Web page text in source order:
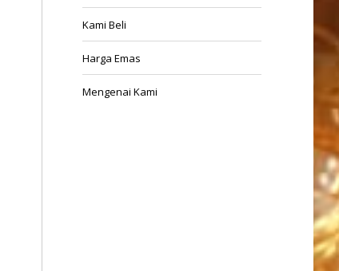
Kami Beli
Harga Emas
Mengenai Kami